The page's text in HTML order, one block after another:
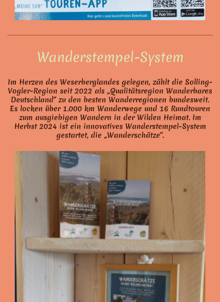
Wanderstempel-System
Im Herzen des Weserberglandes gelegen, zählt die Solling-
Vogler-Region seit 2022 als „Qualitätsregion Wanderbares
Deutschland“ zu den besten Wanderregionen bundesweit.
Es locken über 1.000 km Wanderwege und 16 Rundtouren
zum ausgiebigen Wandern in der Wilden Heimat. Im
Herbst 2024 ist ein innovatives Wanderstempel-System
gestartet, die „Wanderschätze“.